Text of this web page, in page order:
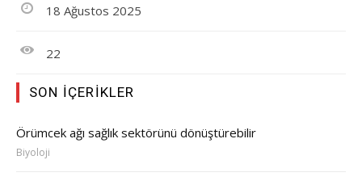
18 Ağustos 2025
22
SON İÇERIKLER
Örümcek ağı sağlık sektörünü dönüştürebilir
Biyoloji